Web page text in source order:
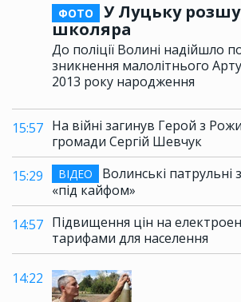
ФОТО
У Луцьку
школяра
До поліції Волині надійшло
зникнення малолітнього
2013 року народження
15:57 На війні загинув Герой з
громади Сергій Шевчук
15:29
ВІДЕО
Волинські патрульні
«під кайфом»
14:57 Підвищення цін на
тарифами для населення
14:22